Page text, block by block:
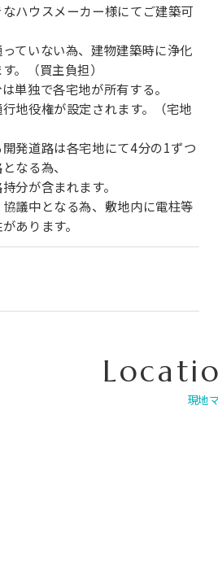
ハウスメーカー様にてご建築可
ていない為、建物建築時に浄化
。（買主負担）
単独で各宅地が所有する。
地役権が設定されます。（宅地
発道路は各宅地にて4分の1ずつ
なる為、
分が含まれます。
議中となる為、敷地内に電柱等
あります。
現地